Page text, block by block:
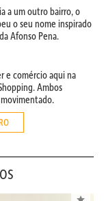
a um outro bairro, o
o seu nome inspirado
Afonso Pena.
e comércio aqui na
Ambos